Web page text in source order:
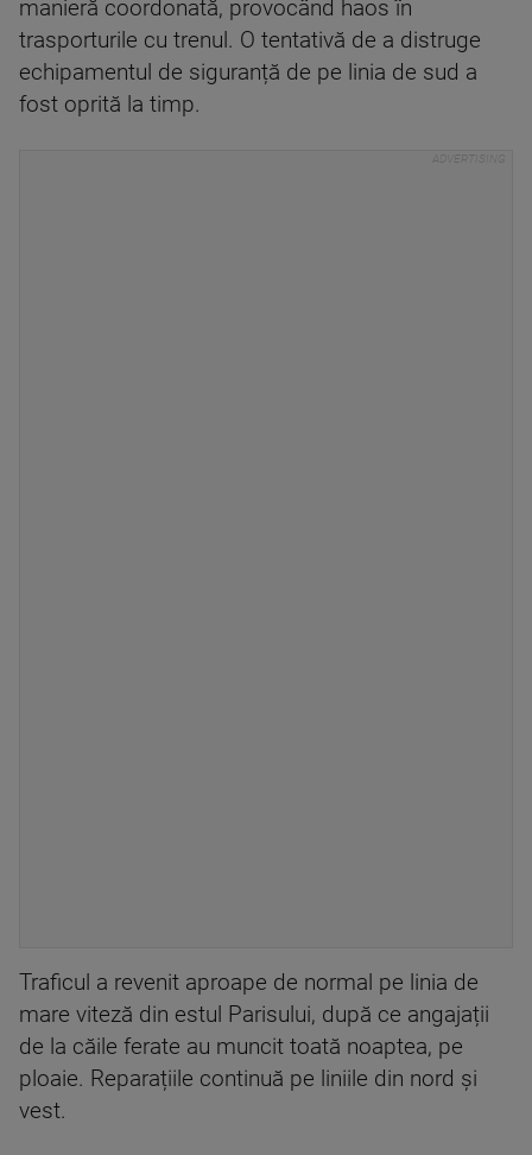
manieră coordonată, provocând haos în
trasporturile cu trenul. O tentativă de a distruge
echipamentul de siguranță de pe linia de sud a
fost oprită la timp.
Traficul a revenit aproape de normal pe linia de
mare viteză din estul Parisului, după ce angajații
de la căile ferate au muncit toată noaptea, pe
ploaie. Reparațiile continuă pe liniile din nord și
vest.